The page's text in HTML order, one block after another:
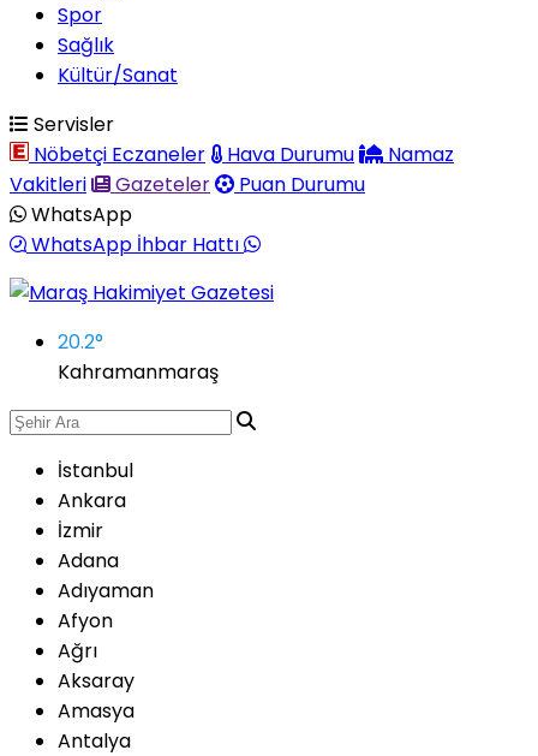
Spor
Sağlık
Kültür/Sanat
Servisler
Nöbetçi Eczaneler
Hava Durumu
Namaz
Vakitleri
Gazeteler
Puan Durumu
WhatsApp
WhatsApp İhbar Hattı
20.2°
Kahramanmaraş
İstanbul
Ankara
İzmir
Adana
Adıyaman
Afyon
Ağrı
Aksaray
Amasya
Antalya